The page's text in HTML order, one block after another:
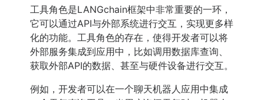
工具角色是LANGchain框架中非常重要的一环，
它可以通过API与外部系统进行交互，实现更多样
化的功能。工具角色的存在，使得开发者可以将
外部服务集成到应用中，比如调用数据库查询、
获取外部API的数据、甚至与硬件设备进行交互。
例如，开发者可以在一个聊天机器人应用中集成